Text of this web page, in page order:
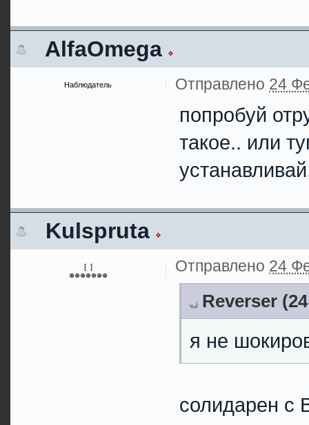
AlfaOmega
Наблюдатель Отправлено 24
попробуй
такое.. или
Kulspruta
[ ] Отправлено 24
Reverser
я не
солидарен с